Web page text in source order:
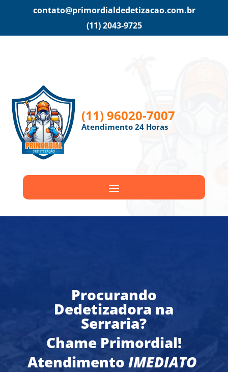
contato@primordialdedetizacao.com.br
(11) 2043-9725
(11) 96020-7007
Atendimento 24 Horas
Procurando
Dedetizadora na
Serraria?
Chame Primordial!
Atendimento IMEDIATO